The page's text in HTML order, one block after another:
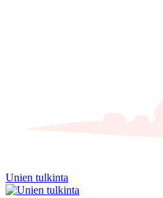
Unien tulkinta